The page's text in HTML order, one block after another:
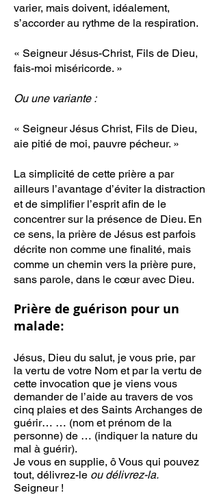
varier, mais doivent, idéalement,
s’accorder au rythme de la respiration.
« Seigneur Jésus-Christ, Fils de Dieu,
fais-moi miséricorde. »
Ou une variante :
« Seigneur Jésus Christ, Fils de Dieu,
aie pitié de moi, pauvre pécheur. »
La simplicité de cette prière a par
ailleurs l’avantage d’éviter la distraction
et de simplifier l’esprit afin de le
concentrer sur la présence de Dieu. En
ce sens, la prière de Jésus est parfois
décrite non comme une finalité, mais
comme un chemin vers la prière pure,
sans parole, dans le cœur avec Dieu.
Prière de guérison pour un
malade:
Jésus, Dieu du salut, je vous prie, par
la vertu de votre Nom et par la vertu de
cette invocation que je viens vous
demander de l’aide au travers de vos
cinq plaies et des Saints Archanges de
guérir… … (nom et prénom de la
personne) de … (indiquer la nature du
mal à guérir).
Je vous en supplie, ô Vous qui pouvez
tout, délivrez-le ou délivrez-la.
Seigneur !